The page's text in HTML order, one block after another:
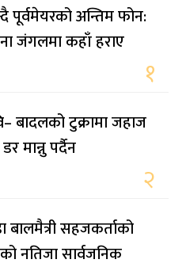
पूर्वमेयरको अन्तिम फोन:
जंगलमा कहाँ हराए
१
बादलको टुक्रामा जहाज
मान्नु पर्दैन
२
बालमैत्री सहजकर्ताको
नतिजा सार्वजनिक